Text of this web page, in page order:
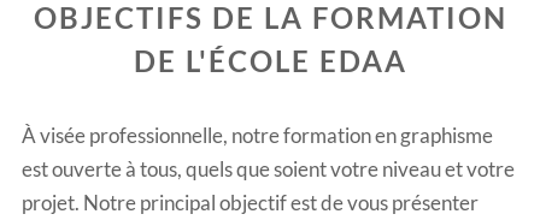
OBJECTIFS DE LA FORMATION
DE L'ÉCOLE EDAA
​À visée professionnelle, notreformation en graphisme
est ouverte à tous, quels que soient votre niveau et votre
projet. Notre principal objectif est de vous présenter